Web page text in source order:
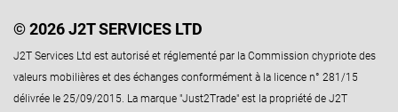
© 2026 J2T SERVICES LTD
J2T Services Ltd est autorisé et réglementé par la Commission chypriote des
valeurs mobilières et des échanges conformément à la licence n° 281/15
délivrée le 25/09/2015. La marque "Just2Trade" est la propriété de J2T